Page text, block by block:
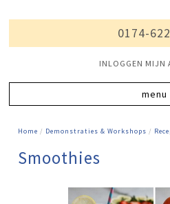
0174-
INLOGGEN MIJN
Home / Demonstraties & Workshops /
Smoothies